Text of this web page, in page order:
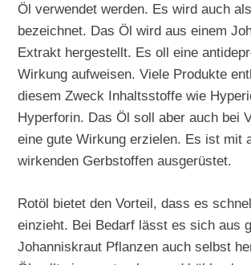
Öl verwendet werden. Es wird auch
bezeichnet. Das Öl wird aus einem
Extrakt hergestellt. Es oll eine
Wirkung aufweisen. Viele Produkte
diesem Zweck Inhaltsstoffe wie
Hyperforin. Das Öl soll aber auch bei
eine gute Wirkung erzielen. Es ist mit
wirkenden Gerbstoffen ausgerüstet.
Rotöl bietet den Vorteil, dass es
einzieht. Bei Bedarf lässt es sich aus
Johanniskraut Pflanzen auch selbst